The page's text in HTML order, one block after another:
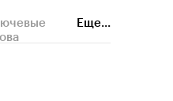
Еще...